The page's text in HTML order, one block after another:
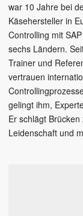
war 10 Jahre bei
Käsehersteller in
Controlling mit
sechs Ländern.
Trainer und
vertrauen
gelingt ihm,
Er schlägt
Leidenschaft und